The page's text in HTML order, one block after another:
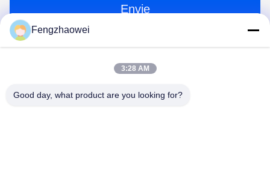
Envie
Shenzhen Fengzhaowei Technology Co.,Ltd
Fengzhaowei
3:28 AM
Good day, what product are you looking for?